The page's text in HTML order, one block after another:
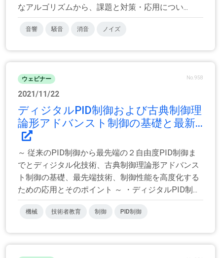
なアルゴリズムから、課題と対策・応用につい...
音響 騒音 消音 ノイズ
ウェビナー No.958
2021/11/22
ディジタルPID制御および古典制御理
論形アドバンスト制御の基礎と最新...
～ 従来のPID制御から最先端の２自由度PID制御ま
でとディジタル化技術、古典制御理論形アドバンス
ト制御の基礎、最先端技術、制御性能を高度化する
ための応用とそのポイント ～ ・ディジタルPID制...
機械 技術者教育 制御 PID制御